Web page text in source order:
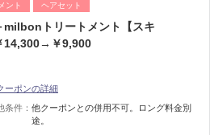
ント ヘアセット
milbonトリートメント【スキ
14,300→￥9,900
ーポンの詳細
条件： 他クーポンとの併用不可。ロング料金別
途。